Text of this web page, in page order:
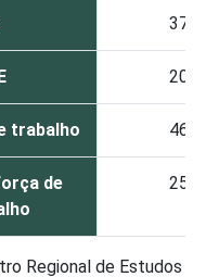
37
20
trabalho 46
de
25
Regional de Estudos